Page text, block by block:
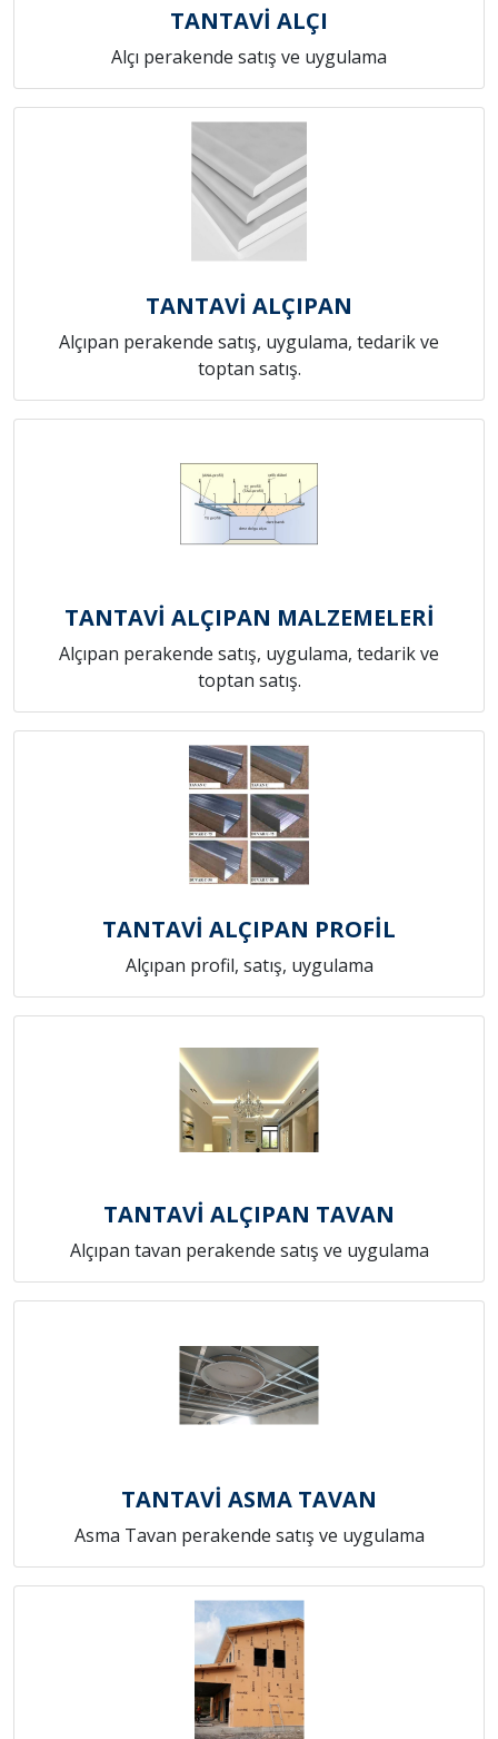
TANTAVİ ALÇI
Alçı perakende satış ve uygulama
TANTAVİ ALÇIPAN
Alçıpan perakende satış, uygulama, tedarik ve
toptan satış.
TANTAVİ ALÇIPAN MALZEMELERİ
Alçıpan perakende satış, uygulama, tedarik ve
toptan satış.
TANTAVİ ALÇIPAN PROFİL
Alçıpan profil, satış, uygulama
TANTAVİ ALÇIPAN TAVAN
Alçıpan tavan perakende satış ve uygulama
TANTAVİ ASMA TAVAN
Asma Tavan perakende satış ve uygulama